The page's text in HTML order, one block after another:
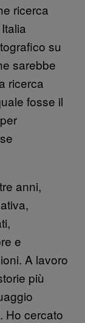
ricerca
su
sarebbe
ricerca
fosse il
anni,
e
A lavoro
più
Ho cercato